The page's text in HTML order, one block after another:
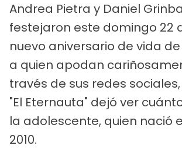
Andrea Pietra y Daniel
festejaron este domingo 22
nuevo aniversario de vida
a quien apodan
través de sus redes
"El Eternauta" dejó ver
la adolescente, quien nació
2010.